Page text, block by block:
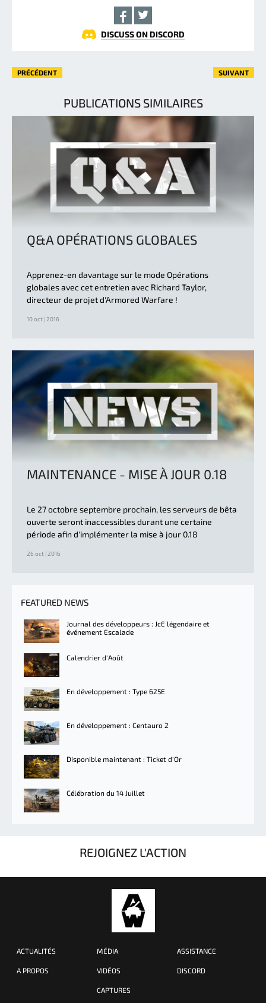
DISCUSS ON DISCORD
PRÉCÉDENT SUIVANT
PUBLICATIONS SIMILAIRES
Q&A OPÉRATIONS GLOBALES
Apprenez-en davantage sur le mode Opérations
globales avec cet entretien avec Richard Taylor,
directeur de projet d'Armored Warfare !
10 oct | 2016
MAINTENANCE - MISE À JOUR 0.18
Le 27 octobre septembre prochain, les serveurs de bêta
ouverte seront inaccessibles durant une certaine
période afin d'implémenter la mise à jour 0.18
26 oct | 2016
FEATURED NEWS
Journal des développeurs : JcE légendaire et
événement Escalade
Calendrier d'Août
En développement : Type 625E
En développement : Centauro 2
Disponible maintenant : Ticket d'Or
Célébration du 14 Juillet
REJOIGNEZ L'ACTION
ACTUALITÉS
A PROPOS
MÉDIA
VIDÉOS
CAPTURES
ASSISTANCE
DISCORD